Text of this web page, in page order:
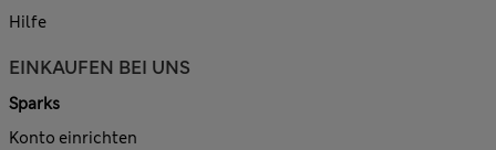
Hilfe
EINKAUFEN BEI UNS
Sparks
Konto einrichten